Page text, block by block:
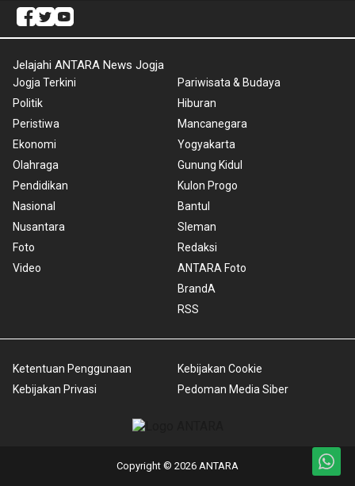
Jelajahi ANTARA News Jogja
Jogja Terkini
Politik
Peristiwa
Ekonomi
Olahraga
Pendidikan
Nasional
Nusantara
Foto
Video
Pariwisata & Budaya
Hiburan
Mancanegara
Yogyakarta
Gunung Kidul
Kulon Progo
Bantul
Sleman
Redaksi
ANTARA Foto
BrandA
RSS
Ketentuan Penggunaan
Kebijakan Privasi
Kebijakan Cookie
Pedoman Media Siber
Copyright © 2026 ANTARA